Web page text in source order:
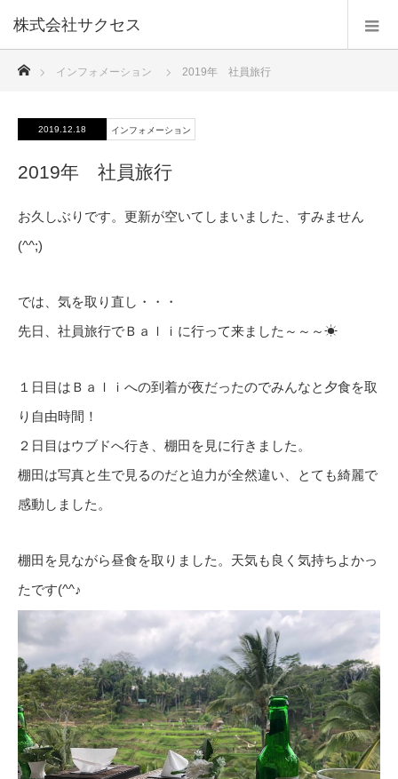
株式会社サクセス
インフォメーション 2019年 社員旅行
2019.12.18 インフォメーション
2019年 社員旅行
お久しぶりです。更新が空いてしまいました、すみません
(^^;)
では、気を取り直し・・・
先日、社員旅行でＢａｌｉに行って来ました～～～☀
１日目はＢａｌｉへの到着が夜だったのでみんなと夕食を取
り自由時間！
２日目はウブドへ行き、棚田を見に行きました。
棚田は写真と生で見るのだと迫力が全然違い、とても綺麗で
感動しました。
棚田を見ながら昼食を取りました。天気も良く気持ちよかっ
たです(^^♪